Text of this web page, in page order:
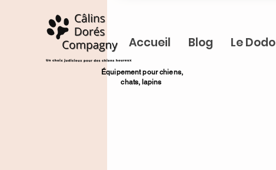
Accueil Blog Le Dodo
​Équipement pour chiens,
chats, lapins